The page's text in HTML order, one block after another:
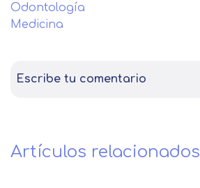
Odontología
Medicina
Escribe tu comentario
Artículos relacionados